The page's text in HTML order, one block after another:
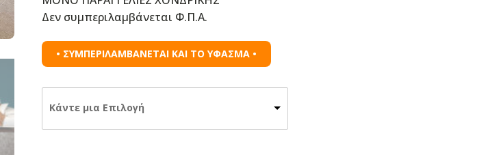
Δεν συμπεριλαμβάνεται Φ.Π.Α.
• ΣΥΜΠΕΡΙΛΑΜΒΑΝΕΤΑΙ ΚΑΙ ΤΟ ΥΦΑΣΜΑ •
Κάντε μια Επιλογή